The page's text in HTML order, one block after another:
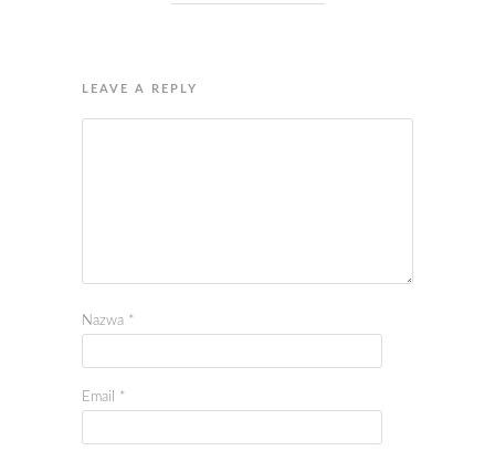
LEAVE A REPLY
Nazwa *
Email *